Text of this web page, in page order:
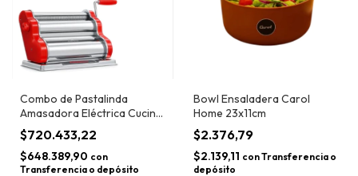
Combo de Pastalinda
Amasadora Eléctrica Cucina
Impastatrice 5L + Máquina
para Pastas de Clásica 260
$720.433,22
$648.389,90 con
Transferencia o depósito
Bowl Ensaladera Carol
Home 23x11cm
$2.376,79
$2.139,11 conTransferencia o
depósito